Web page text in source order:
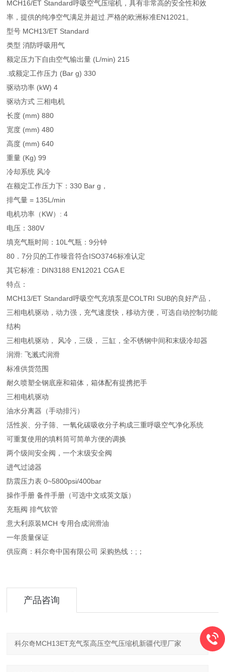
MCH16/ET Standard呼吸空气压缩机，具有非常高的安全性和效
率，提供的纯净空气满足并超过.严格的欧洲标准EN12021。
型号 MCH13/ET Standard
类型 消防呼吸用气
额定压力下自由空气输出量 (L/min) 215
.或额定工作压力 (Bar g) 330
驱动功率 (kW) 4
驱动方式 三相电机
长度 (mm) 880
宽度 (mm) 480
高度 (mm) 640
重量 (Kg) 99
冷却系统 风冷
在额定工作压力下：330 Bar g，
排气量 = 135L/min
电机功率（KW）: 4
电压：380V
填充气瓶时间：10L气瓶：9分钟
80．7分贝的工作噪音符合ISO3746标准认定
其它标准：DIN3188 EN12021 CGA E
特点：
MCH13/ET Standard呼吸空气充填泵是COLTRI SUB的良好产品，
三相电机驱动，动力强，充气速度快，移动方便，可选自动控制功能
结构
三相电机驱动， 风冷，三级， 三缸，全不锈钢中间和末级冷却器
润滑: 飞溅式润滑
标准供货范围
耐久喷塑全钢底座和箱体，箱体配有提携把手
三相电机驱动
油水分离器（手动排污）
活性炭、分子筛、一氧化碳吸收分子构成三重呼吸空气净化系统
可重复使用的填料筒可简单方便的调换
两个级间安全阀，一个末级安全阀
进气过滤器
防震压力表 0~5800psi/400bar
操作手册 备件手册（可选中文或英文版）
充瓶阀 排气软管
意大利原装MCH 专用合成润滑油
一年质量保证
供应商：科尔奇中国有限公司 采购热线：;；
产品咨询